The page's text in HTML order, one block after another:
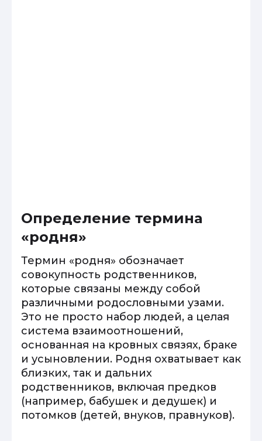
Определение термина
«родня»
Термин «родня» обозначает
совокупность родственников,
которые связаны между собой
различными родословными узами.
Это не просто набор людей, а целая
система взаимоотношений,
основанная на кровных связях, браке
и усыновлении. Родня охватывает как
близких, так и дальних
родственников, включая предков
(например, бабушек и дедушек) и
потомков (детей, внуков, правнуков).